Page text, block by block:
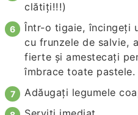
clătiţi!!!)
Într-o tigaie, încingeţi
cu frunzele de salvie,
fierte şi amestecaţi
îmbrace toate pastele.
Adăugaţi legumele